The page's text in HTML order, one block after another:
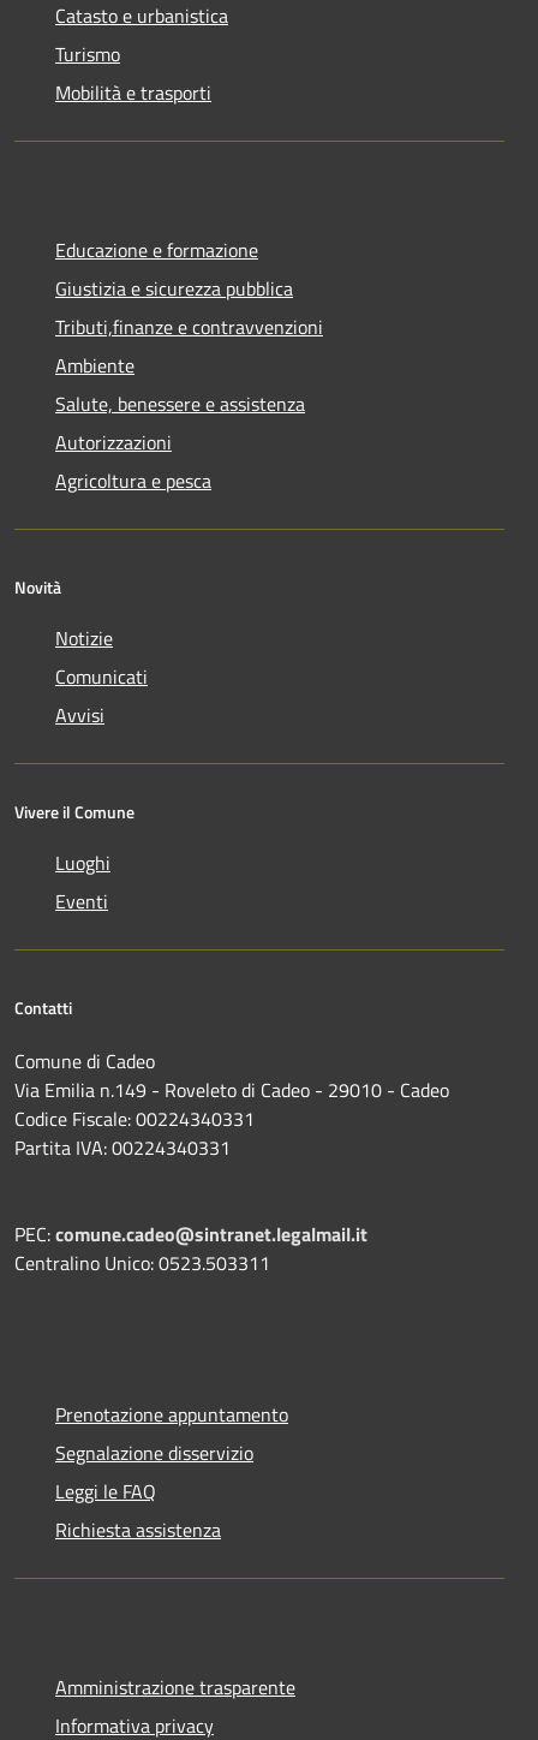
Catasto e urbanistica
Turismo
Mobilità e trasporti
Educazione e formazione
Giustizia e sicurezza pubblica
Tributi,finanze e contravvenzioni
Ambiente
Salute, benessere e assistenza
Autorizzazioni
Agricoltura e pesca
Novità
Notizie
Comunicati
Avvisi
Vivere il Comune
Luoghi
Eventi
Contatti
Comune di Cadeo
Via Emilia n.149 - Roveleto di Cadeo - 29010 - Cadeo
Codice Fiscale: 00224340331
Partita IVA: 00224340331
PEC:comune.cadeo@sintranet.legalmail.it
Centralino Unico: 0523.503311
Prenotazione appuntamento
Segnalazione disservizio
Leggi le FAQ
Richiesta assistenza
Amministrazione trasparente
Informativa privacy